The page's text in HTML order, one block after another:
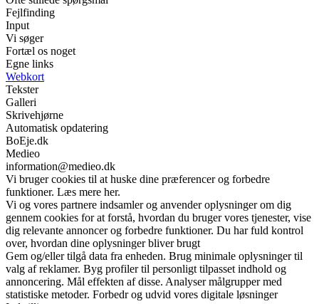
Fejlfinding
Input
Vi søger
Fortæl os noget
Egne links
Webkort
Tekster
Galleri
Skrivehjørne
Automatisk opdatering
BoEje.dk
Medieo
information@medieo.dk
Vi bruger cookies til at huske dine præferencer og forbedre
funktioner. Læs mere her.
Vi og vores partnere indsamler og anvender oplysninger om dig
gennem cookies for at forstå, hvordan du bruger vores tjenester, vise
dig relevante annoncer og forbedre funktioner. Du har fuld kontrol
over, hvordan dine oplysninger bliver brugt
Gem og/eller tilgå data fra enheden. Brug minimale oplysninger til
valg af reklamer. Byg profiler til personligt tilpasset indhold og
annoncering. Mål effekten af disse. Analyser målgrupper med
statistiske metoder. Forbedr og udvid vores digitale løsninger